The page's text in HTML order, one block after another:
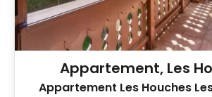
Appartement, Les
Appartement Les Houches